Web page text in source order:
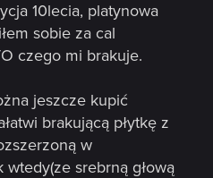
10lecia, platynowa
sobie za cal
czego mi brakuje.
jeszcze kupić
brakującą płytkę z
w
srebrną głową